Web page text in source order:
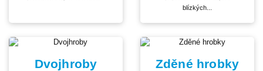
blízkých...
Dvojhroby Zděné hrobky